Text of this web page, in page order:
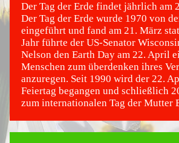
©
Der Tag der Erde findet jährlich am
Der Tag der Erde wurde 1970 von
eingeführt und fand am 21. März
Jahr führte der US-Senator
Nelson den Earth Day am 22. April
Menschen zum überdenken ihres
anzuregen. Seit 1990 wird der 22.
Feiertag begangen und schließlich
zum internationalen Tag der Mutter